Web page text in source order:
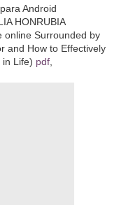
Android
HONRUBIA
online Surrounded by
and How to Effectively
in Life) pdf